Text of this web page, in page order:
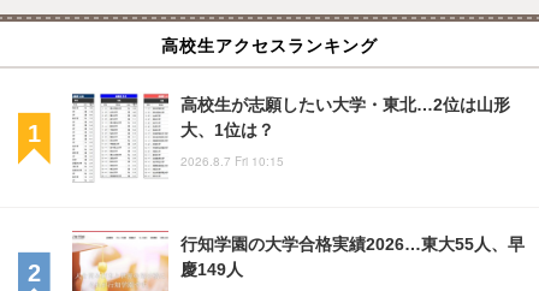
高校生アクセスランキング
高校生が志願したい大学・東北…2位は山形
大、1位は？
2026.8.7 Fri 10:15
行知学園の大学合格実績2026…東大55人、早
慶149人